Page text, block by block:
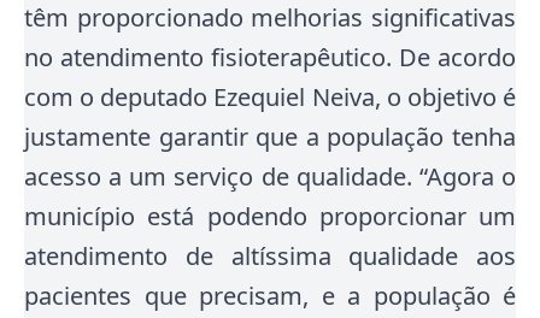
têm proporcionado melhorias significativas
no atendimento fisioterapêutico. De acordo
com o deputado Ezequiel Neiva, o objetivo é
justamente garantir que a população tenha
acesso a um serviço de qualidade. “Agora o
município está podendo proporcionar um
atendimento de altíssima qualidade aos
pacientes que precisam, e a população é